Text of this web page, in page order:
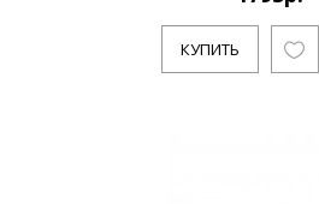
КУПИТЬ